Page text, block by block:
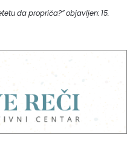
da propriča?” objavljen: 15.